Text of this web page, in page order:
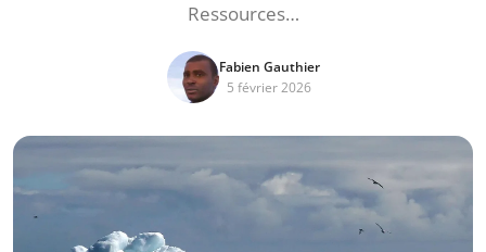
Ressources…
Fabien Gauthier
5 février 2026